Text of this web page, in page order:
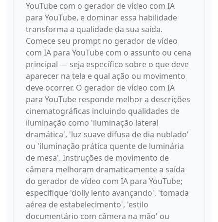
YouTube com o gerador de vídeo com IA
para YouTube, e dominar essa habilidade
transforma a qualidade da sua saída.
Comece seu prompt no gerador de vídeo
com IA para YouTube com o assunto ou cena
principal — seja específico sobre o que deve
aparecer na tela e qual ação ou movimento
deve ocorrer. O gerador de vídeo com IA
para YouTube responde melhor a descrições
cinematográficas incluindo qualidades de
iluminação como 'iluminação lateral
dramática', 'luz suave difusa de dia nublado'
ou 'iluminação prática quente de luminária
de mesa'. Instruções de movimento de
câmera melhoram dramaticamente a saída
do gerador de vídeo com IA para YouTube;
especifique 'dolly lento avançando', 'tomada
aérea de estabelecimento', 'estilo
documentário com câmera na mão' ou